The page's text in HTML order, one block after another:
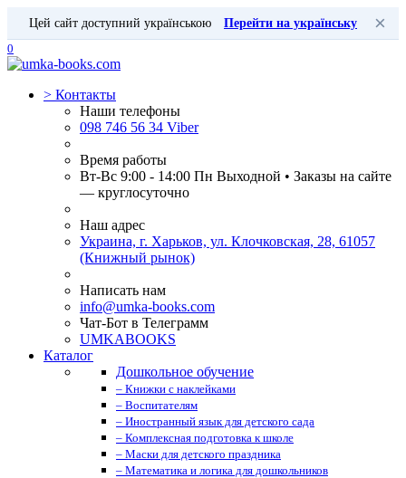
Цей сайт доступний українською Перейти на українську ×
0
> Контакты
Наши телефоны
098 746 56 34 Viber
Время работы
Вт-Вс 9:00 - 14:00 Пн Выходной • Заказы на сайте
— круглосуточно
Наш адрес
Украина, г. Харьков, ул. Клочковская, 28, 61057
(Книжный рынок)
Написать нам
info@umka-books.com
Чат-Бот в Телеграмм
UMKABOOKS
Каталог
Дошкольное обучение
– Книжки с наклейками
– Воспитателям
– Иностранный язык для детского сада
– Комплексная подготовка к школе
– Маски для детского праздника
– Математика и логика для дошкольников